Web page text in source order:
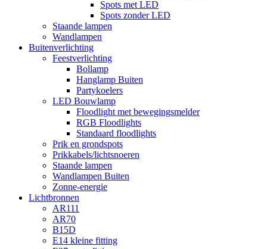
Spots met LED
Spots zonder LED
Staande lampen
Wandlampen
Buitenverlichting
Feestverlichting
Bollamp
Hanglamp Buiten
Partykoelers
LED Bouwlamp
Floodlight met bewegingsmelder
RGB Floodlights
Standaard floodlights
Prik en grondspots
Prikkabels/lichtsnoeren
Staande lampen
Wandlampen Buiten
Zonne-energie
Lichtbronnen
AR111
AR70
B15D
E14 kleine fitting